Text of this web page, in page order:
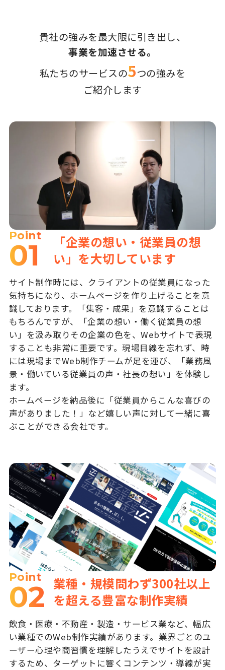
貴社の強みを最大限に引き出し、
事業を加速させる。
私たちのサービスの5つの強みを
ご紹介します
Point
01
「企業の想い・従業員の想
い」を大切しています
サイト制作時には、クライアントの従業員になった
気持ちになり、ホームページを作り上げることを意
識しております。「集客・成果」を意識することは
もちろんですが、「企業の想い・働く従業員の想
い」を汲み取りその企業の色を、Webサイトで表現
することも非常に重要です。現場目線を忘れず、時
には現場までWeb制作チームが足を運び、「業務風
景・働いている従業員の声・社長の想い」を体験し
ます。
ホームページを納品後に「従業員からこんな喜びの
声がありました！」など嬉しい声に対して一緒に喜
ぶことができる会社です。
Point
02 業種・規模問わず300社以上
を超える豊富な制作実績
飲食・医療・不動産・製造・サービス業など、幅広
い業種でのWeb制作実績があります。業界ごとのユ
ーザー心理や商習慣を理解したうえでサイトを設計
するため、ターゲットに響くコンテンツ・導線が実